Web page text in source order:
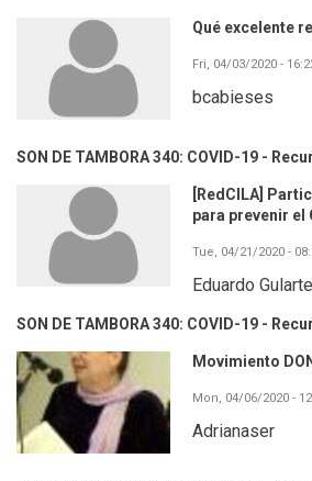
Qué excelente
Fri, 04/03/2020 -
bcabieses
SON DE TAMBORA 340: COVID-19 -
[RedCILA]
para prevenir el
Tue, 04/21/2020 -
Eduardo Gularte
SON DE TAMBORA 340: COVID-19 -
Movimiento
Mon, 04/06/2020 -
Adrianaser